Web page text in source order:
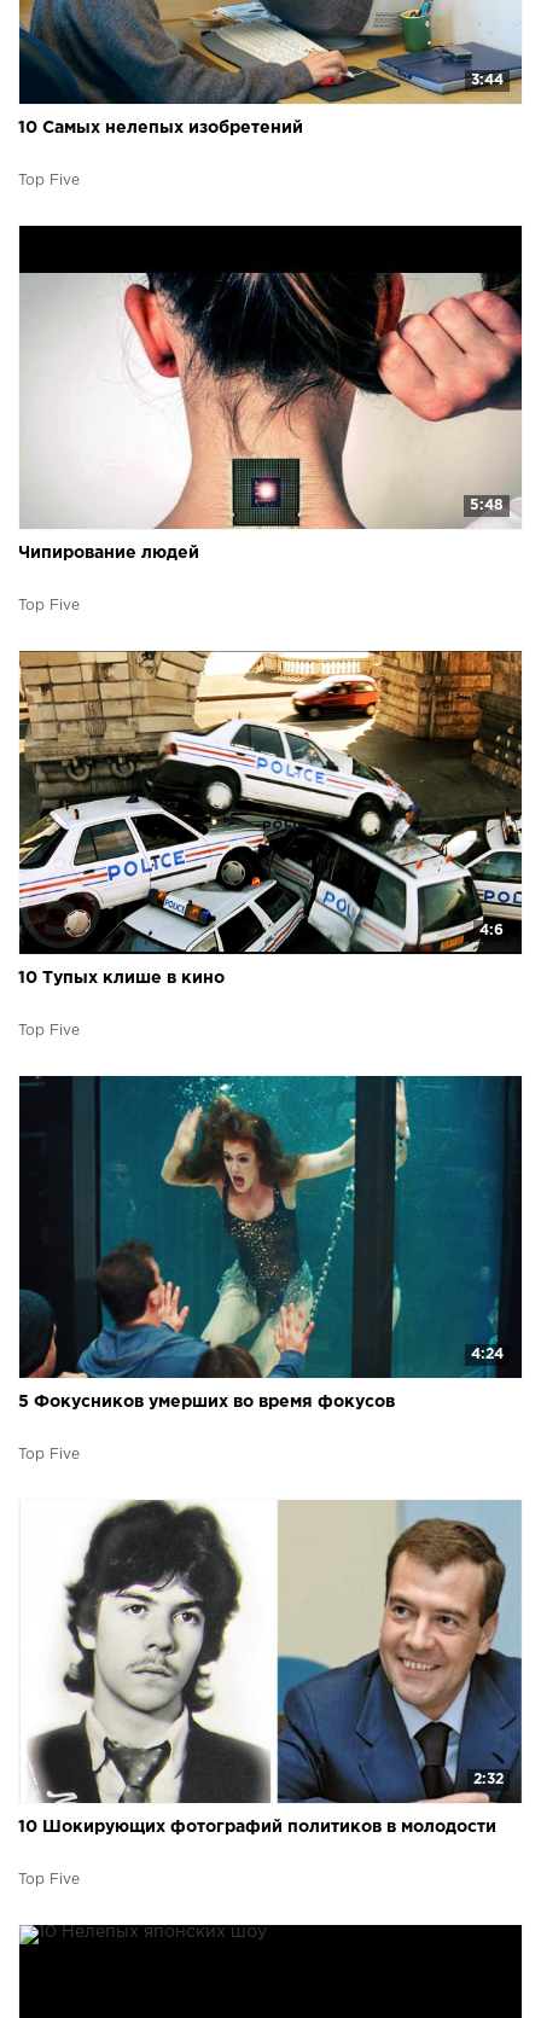
3:44
10 Самых нелепых изобретений
Top Five
5:48
Чипирование людей
Top Five
4:6
10 Тупых клише в кино
Top Five
4:24
5 Фокусников умерших во время фокусов
Top Five
2:32
10 Шокирующих фотографий политиков в молодости
Top Five